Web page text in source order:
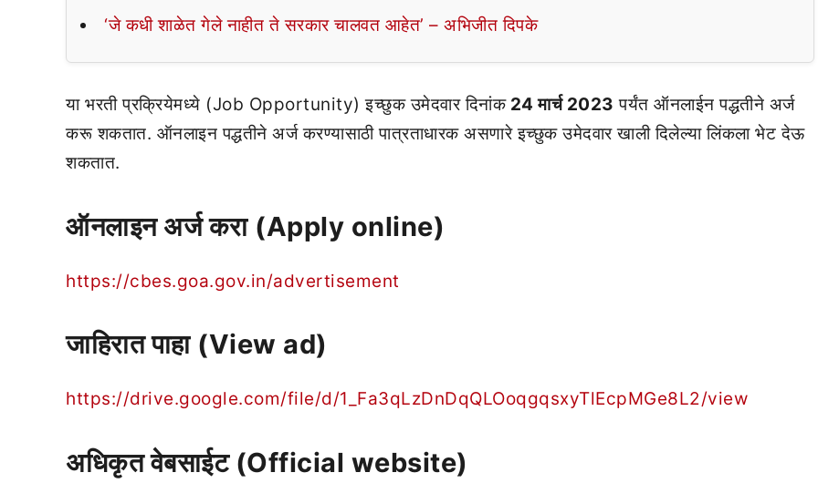
‘जे कधी शाळेत गेले नाहीत ते सरकार चालवत आहेत’ – अभिजीत दिपके
या भरती प्रक्रियेमध्ये (Job Opportunity) इच्छुक उमेदवार दिनांक24 मार्च 2023 पर्यंत ऑनलाईन पद्धतीने अर्ज
करू शकतात. ऑनलाइन पद्धतीने अर्ज करण्यासाठी पात्रताधारक असणारे इच्छुक उमेदवार खाली दिलेल्या लिंकला भेट देऊ
शकतात.
ऑनलाइन अर्ज करा (Apply online)
https://cbes.goa.gov.in/advertisement
जाहिरात पाहा (View ad)
https://drive.google.com/file/d/1_Fa3qLzDnDqQLOoqgqsxyTlEcpMGe8L2/view
अधिकृत वेबसाईट (Official website)